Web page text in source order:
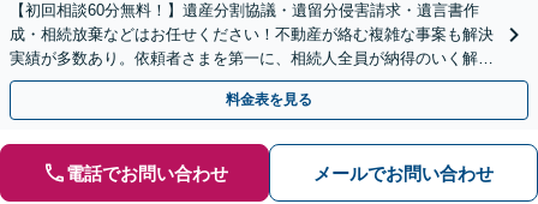
【初回相談60分無料！】遺産分割協議・遺留分侵害請求・遺言書作
成・相続放棄などはお任せください！不動産が絡む複雑な事案も解決
実績が多数あり。依頼者さまを第一に、相続人全員が納得のいく解決
を目指します【馬車道駅3分】
料金表を見る
電話でお問い合わせ メールでお問い合わせ